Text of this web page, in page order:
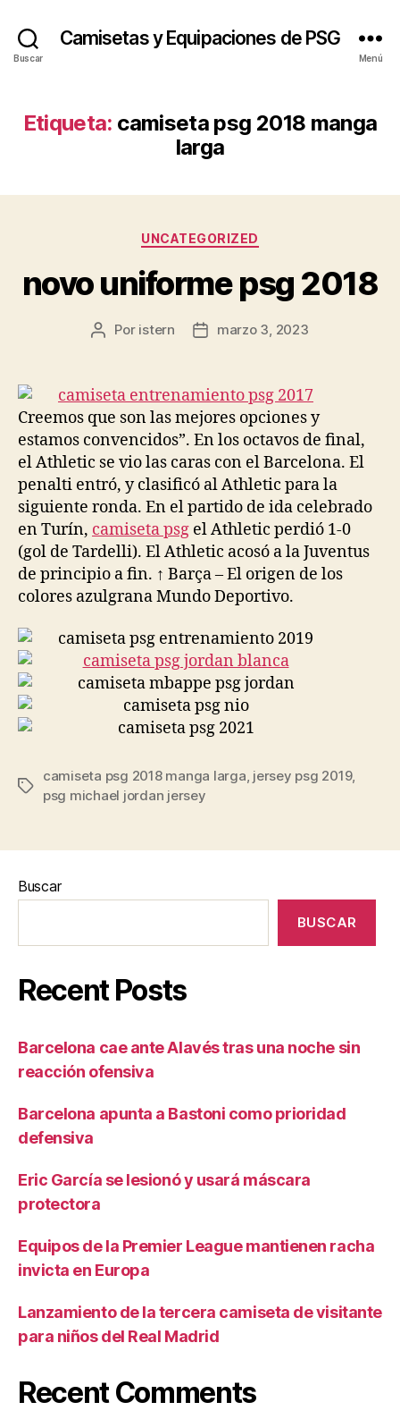
Buscar
Camisetas y Equipaciones de PSG
Menú
Etiqueta: camiseta psg 2018 manga
larga
Categorías
UNCATEGORIZED
novo uniforme psg 2018
Autor
entrada
Por istern
Fecha
entrada
marzo 3, 2023
Creemos que son las mejores opciones y
estamos convencidos”. En los octavos de final,
el Athletic se vio las caras con el Barcelona. El
penalti entró, y clasificó al Athletic para la
siguiente ronda. En el partido de ida celebrado
en Turín, camiseta psg el Athletic perdió 1-0
(gol de Tardelli). El Athletic acosó a la Juventus
de principio a fin. ↑ Barça – El origen de los
colores azulgrana Mundo Deportivo.
Etiquetas
camiseta psg 2018 manga larga, jersey psg 2019,
psg michael jordan jersey
Buscar
BUSCAR
Recent Posts
Barcelona cae ante Alavés tras una noche sin
reacción ofensiva
Barcelona apunta a Bastoni como prioridad
defensiva
Eric García se lesionó y usará máscara
protectora
Equipos de la Premier League mantienen racha
invicta en Europa
Lanzamiento de la tercera camiseta de visitante
para niños del Real Madrid
Recent Comments